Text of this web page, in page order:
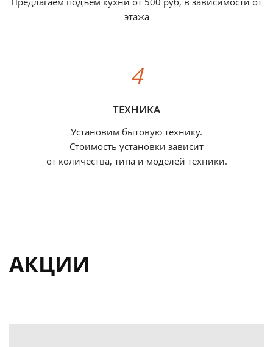
этажа
ТЕХНИКА
Установим бытовую технику.
Стоимость установки зависит
от количества, типа и моделей техники.
АКЦИИ